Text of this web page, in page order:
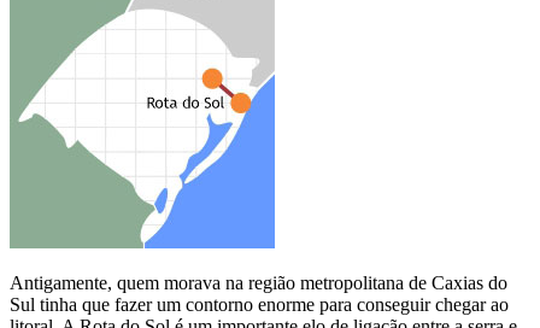
Antigamente, quem morava na região metropolitana de Caxias do
Sul tinha que fazer um contorno enorme para conseguir chegar ao